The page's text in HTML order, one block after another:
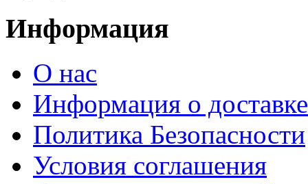
Информация
О нас
Информация о доставке
Политика Безопасности
Условия соглашения